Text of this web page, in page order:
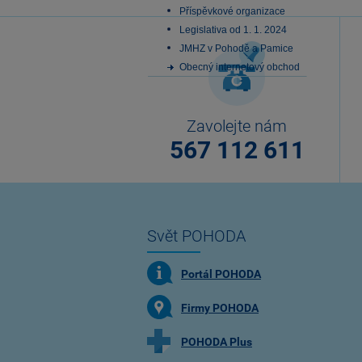
Příspěvkové organizace
Legislativa od 1. 1. 2024
JMHZ v Pohodě a Pamice
Obecný internetový obchod
Zavolejte nám
567 112 611
Svět POHODA
Portál POHODA
Firmy POHODA
POHODA Plus